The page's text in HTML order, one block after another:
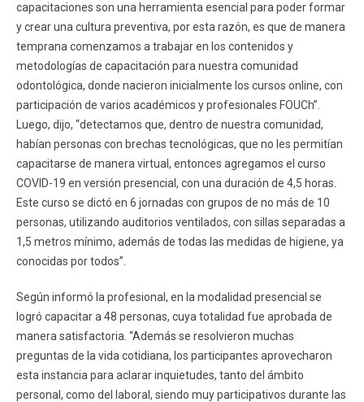
capacitaciones son una herramienta esencial para poder formar
y crear una cultura preventiva, por esta razón, es que de manera
temprana comenzamos a trabajar en los contenidos y
metodologías de capacitación para nuestra comunidad
odontológica, donde nacieron inicialmente los cursos online, con
participación de varios académicos y profesionales FOUCh”.
Luego, dijo, “detectamos que, dentro de nuestra comunidad,
habían personas con brechas tecnológicas, que no les permitían
capacitarse de manera virtual, entonces agregamos el curso
COVID-19 en versión presencial, con una duración de 4,5 horas.
Este curso se dictó en 6 jornadas con grupos de no más de 10
personas, utilizando auditorios ventilados, con sillas separadas a
1,5 metros mínimo, además de todas las medidas de higiene, ya
conocidas por todos”.
Según informó la profesional, en la modalidad presencial se
logró capacitar a 48 personas, cuya totalidad fue aprobada de
manera satisfactoria. “Además se resolvieron muchas
preguntas de la vida cotidiana, los participantes aprovecharon
esta instancia para aclarar inquietudes, tanto del ámbito
personal, como del laboral, siendo muy participativos durante las